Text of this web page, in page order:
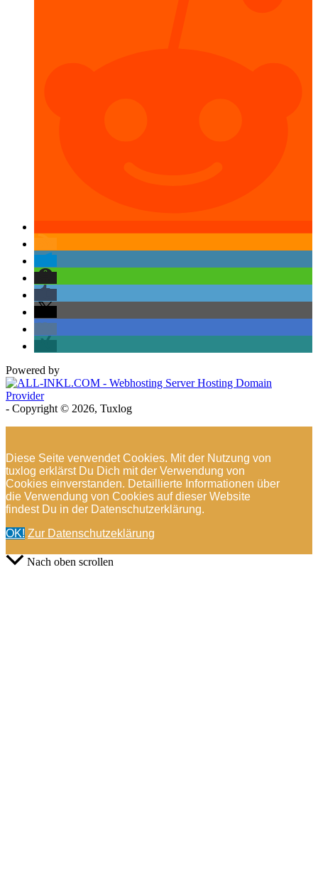
Powered by
- Copyright © 2026, Tuxlog
Diese Seite verwendet Cookies. Mit der Nutzung von
tuxlog erklärst Du Dich mit der Verwendung von
Cookies einverstanden. Detaillierte Informationen über
die Verwendung von Cookies auf dieser Website
findest Du in der Datenschutzerklärung.
OK! Zur Datenschutzeklärung
Nach oben scrollen